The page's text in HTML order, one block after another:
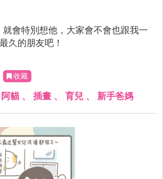
會特別想他，大家會不會也跟我一
久的朋友吧！
收藏
阿貓 、 插畫 、 育兒 、 新手爸媽